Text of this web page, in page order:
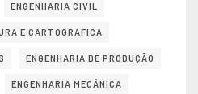
ENGENHARIA CIVIL
E CARTOGRÁFICA
ENGENHARIA DE PRODUÇÃO
ENGENHARIA MECÂNICA